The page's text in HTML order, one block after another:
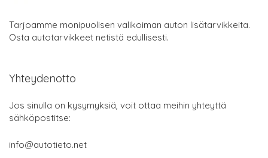
Tarjoamme monipuolisen valikoiman auton lisätarvikkeita.
Osta autotarvikkeet netistä edullisesti.
Yhteydenotto
Jos sinulla on kysymyksiä, voit ottaa meihin yhteyttä
sähköpostitse:
info@autotieto.net